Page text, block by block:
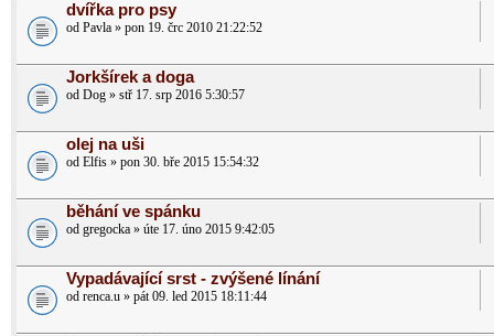
dvířka pro psy
od Pavla » pon 19. črc 2010 21:22:52
Jorkšírek a doga
od Dog » stř 17. srp 2016 5:30:57
olej na uši
od Elfis » pon 30. bře 2015 15:54:32
běhání ve spánku
od gregocka » úte 17. úno 2015 9:42:05
Vypadávající srst - zvýšené línání
od renca.u » pát 09. led 2015 18:11:44